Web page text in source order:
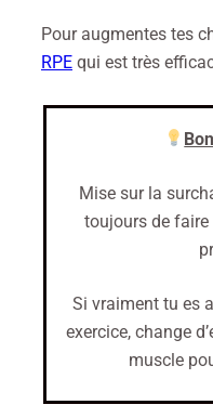
Pour augmentes tes
RPE qui est très
Mise sur la
toujours de
Si vraiment tu es
exercice, change
muscle